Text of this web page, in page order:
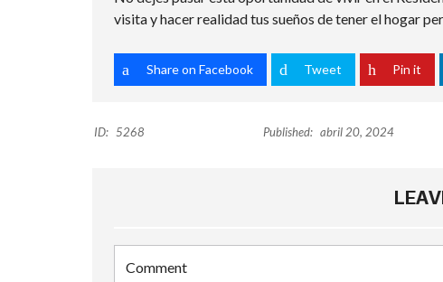
visita y hacer realidad tus sueños de tener el hogar
Share on Facebook Tweet Pin it
ID: 5268 Published: abril 20, 2024